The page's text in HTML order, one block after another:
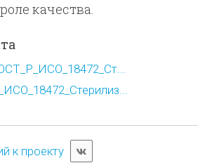
качества.
к проекту